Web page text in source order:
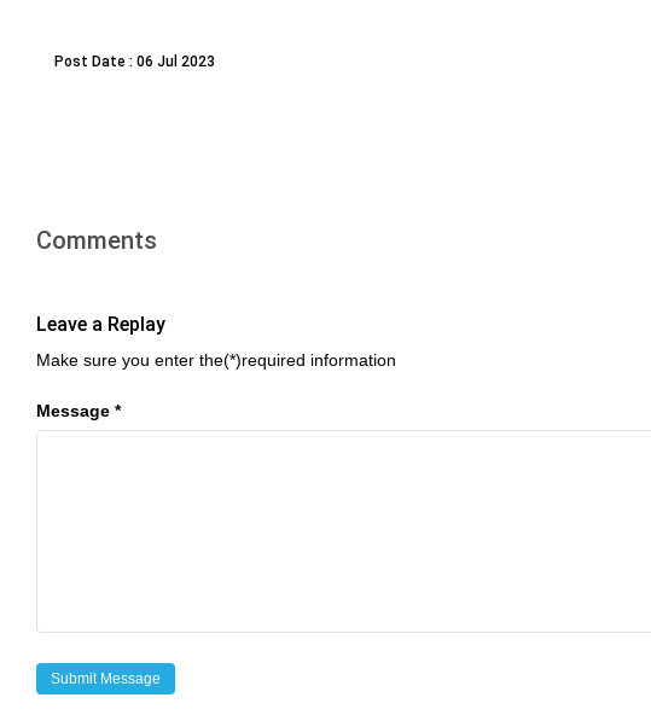
Post Date : 06 Jul 2023
Comments
Leave a Replay
Make sure you enter the(*)required information
Message *